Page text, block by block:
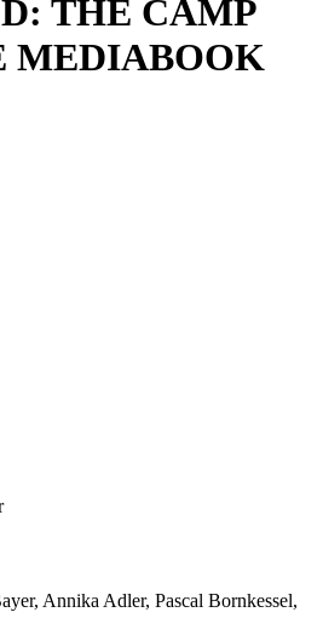
THE CAMP
MEDIABOOK
Annika Adler, Pascal Bornkessel,